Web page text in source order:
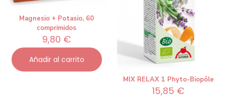
Magnesio + Potasio, 60
comprimidos
9,80 €
Añadir al carrito
MIX RELAX 1 Phyto-Biopôle
15,85 €